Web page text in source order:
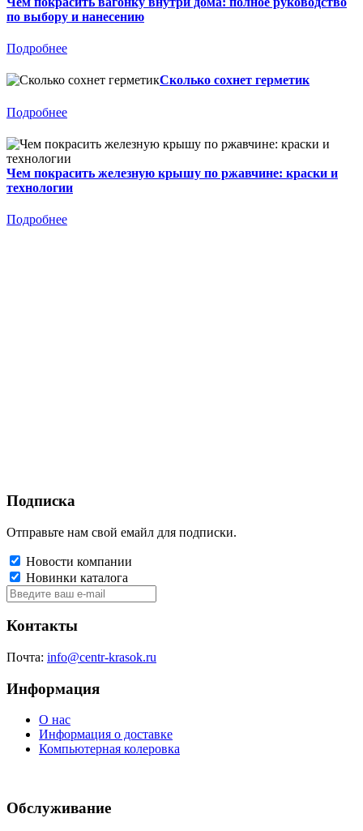
по выбору и нанесению
Подробнее
Сколько сохнет герметик
Подробнее
Чем покрасить железную крышу по ржавчине: краски и
технологии
Подробнее
Подписка
Отправьте нам свой емайл для подписки.
Новости компании
Новинки каталога
Контакты
Почта: info@centr-krasok.ru
Информация
О нас
Информация о доставке
Компьютерная колеровка
Обслуживание